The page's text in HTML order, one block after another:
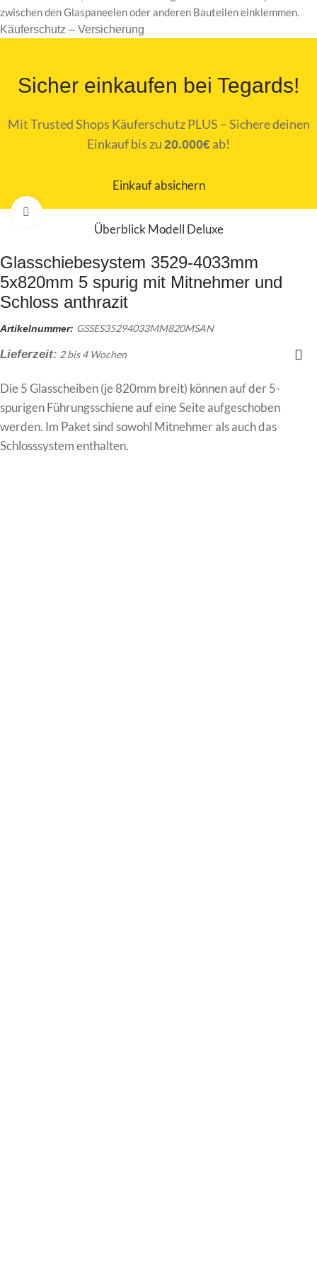
Zum Vergrößern klicken
zwischen den Glaspaneelen oder anderen Bauteilen einklemmen.
Käuferschutz – Versicherung
Sicher einkaufen bei Tegards!
Mit Trusted Shops Käuferschutz PLUS – Sichere deinen
Einkauf bis zu 20.000€ ab!
Einkauf absichern
Überblick Modell Deluxe
Glasschiebesystem 3529-4033mm
5x820mm 5 spurig mit Mitnehmer und
Schloss anthrazit
Artikelnummer: GSSES35294033MM820MSAN
Lieferzeit: 2 bis 4 Wochen
Die 5 Glasscheiben (je 820mm breit) können auf der 5-
spurigen Führungsschiene auf eine Seite aufgeschoben
werden. Im Paket sind sowohl Mitnehmer als auch das
Schlosssystem enthalten.